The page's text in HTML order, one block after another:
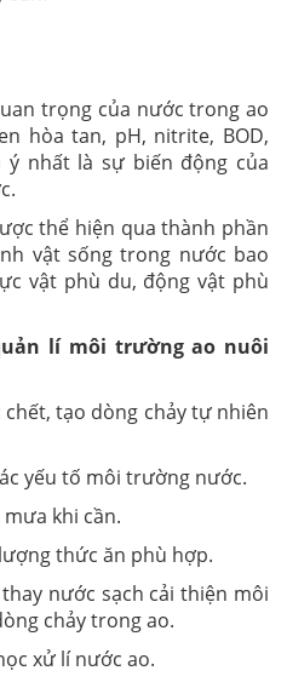
trọng của nước trong ao
hòa tan, pH, nitrite, BOD,
nhất là sự biến động của
thể hiện qua thành phần
vật sống trong nước bao
vật phù du, động vật phù
lí môi trường ao nuôi
tạo dòng chảy tự nhiên
yếu tố môi trường nước.
khi cần.
thức ăn phù hợp.
nước sạch cải thiện môi
chảy trong ao.
xử lí nước ao.